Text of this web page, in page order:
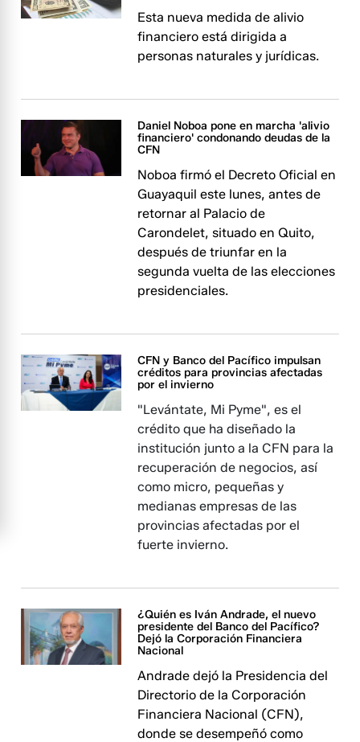
Esta nueva medida de alivio
financiero está dirigida a
personas naturales y jurídicas.
Daniel Noboa pone en marcha 'alivio
financiero' condonando deudas de la
CFN
Noboa firmó el Decreto Oficial en
Guayaquil este lunes, antes de
retornar al Palacio de
Carondelet, situado en Quito,
después de triunfar en la
segunda vuelta de las elecciones
presidenciales.
CFN y Banco del Pacífico impulsan
créditos para provincias afectadas
por el invierno
"Levántate, Mi Pyme", es el
crédito que ha diseñado la
institución junto a la CFN para la
recuperación de negocios, así
como micro, pequeñas y
medianas empresas de las
provincias afectadas por el
fuerte invierno.
¿Quién es Iván Andrade, el nuevo
presidente del Banco del Pacífico?
Dejó la Corporación Financiera
Nacional
Andrade dejó la Presidencia del
Directorio de la Corporación
Financiera Nacional (CFN),
donde se desempeñó como